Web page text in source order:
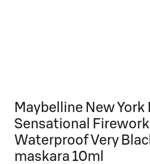
Maybelline New York
Sensational Firework
Waterproof Very
maskara 10ml